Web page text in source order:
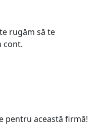
rugăm să te
cont.
pentru această firmă!